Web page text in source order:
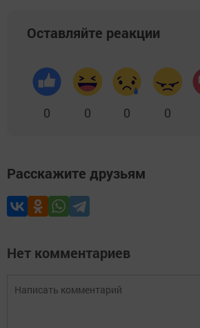
Оставляйте реакции
0 0 0 0
Расскажите друзьям
Нет комментариев